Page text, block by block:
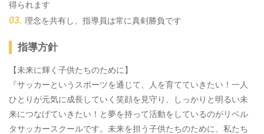
得られます
理念を共有し、指導員は常に真剣勝負です
指導方針
【未来に輝く子供たちのために】
『サッカーというスポーツを通じて、人を育てていきたい！一人
ひとりが元気に成長していく笑顔を見守り、しっかりと明るい未
来につなげていきたい！と夢を持って活動をしているのがリベル
タサッカースクールです。未来を担う子供たちのために、私たち